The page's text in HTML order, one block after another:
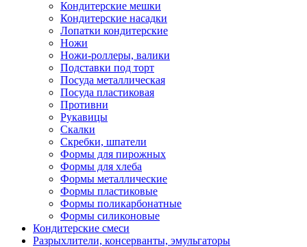
Кондитерские мешки
Кондитерские насадки
Лопатки кондитерские
Ножи
Ножи-роллеры, валики
Подставки под торт
Посуда металлическая
Посуда пластиковая
Противни
Рукавицы
Скалки
Скребки, шпатели
Формы для пирожных
Формы для хлеба
Формы металлические
Формы пластиковые
Формы поликарбонатные
Формы силиконовые
Кондитерские смеси
Разрыхлители, консерванты, эмульгаторы